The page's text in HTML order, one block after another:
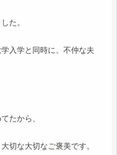
た。
入学と同時に、不仲な夫
たから、
切な大切なご褒美です。